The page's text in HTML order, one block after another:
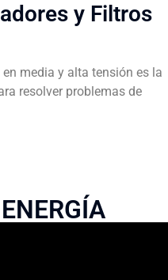
y Filtros
media y alta tensión es la
resolver problemas de